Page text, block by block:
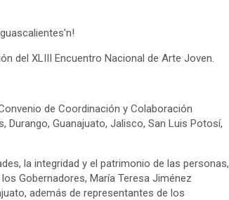
del XLIII Encuentro Nacional de Arte Joven.
de Coordinación y Colaboración
Guanajuato, Jalisco, San Luis Potosí,
la integridad y el patrimonio de las personas,
Gobernadores, María Teresa Jiménez
además de representantes de los